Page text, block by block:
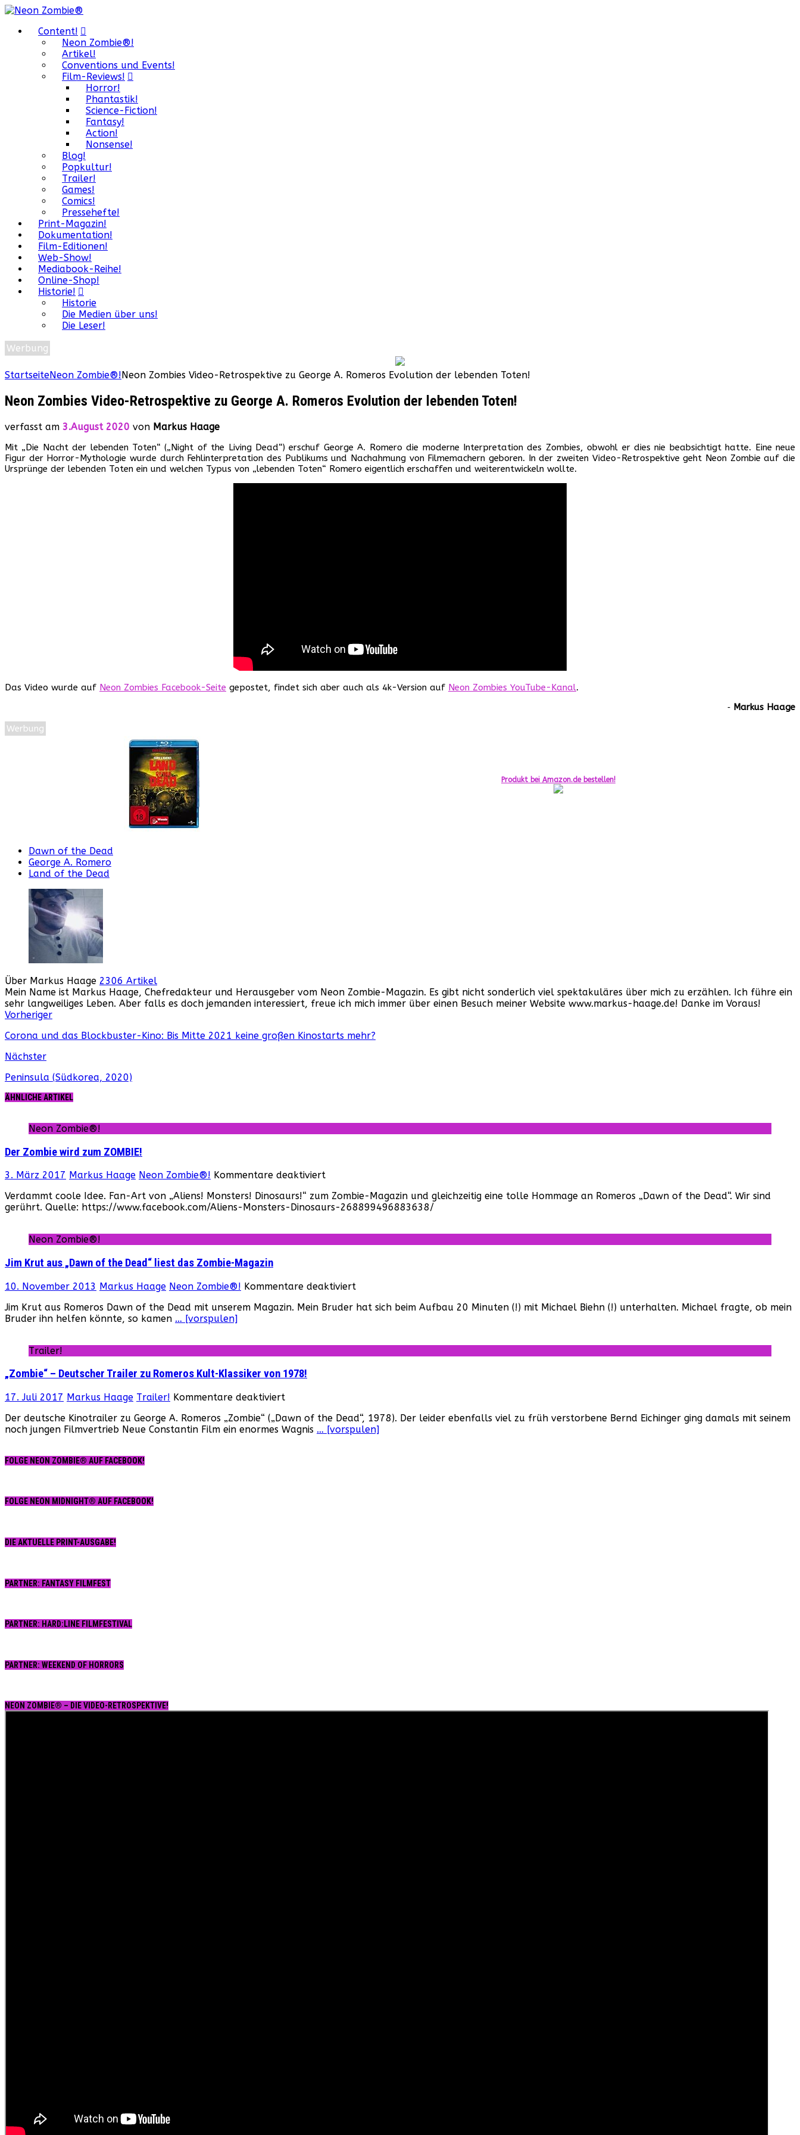
Content!
Neon Zombie®!
Artikel!
Conventions und Events!
Film-Reviews!
Horror!
Phantastik!
Science-Fiction!
Fantasy!
Action!
Nonsense!
Blog!
Popkultur!
Trailer!
Games!
Comics!
Pressehefte!
Print-Magazin!
Dokumentation!
Film-Editionen!
Web-Show!
Mediabook-Reihe!
Online-Shop!
Historie!
Historie
Die Medien über uns!
Die Leser!
Werbung
StartseiteNeon Zombie®!Neon Zombies Video-Retrospektive zu George A. Romeros Evolution der lebenden Toten!
Neon Zombies Video-Retrospektive zu George A. Romeros Evolution der lebenden Toten!
verfasst am 3.August 2020 von Markus Haage
Mit „Die Nacht der lebenden Toten“ („Night of the Living Dead“) erschuf George A. Romero die moderne Interpretation des Zombies, obwohl er dies nie beabsichtigt hatte. Eine neue
Figur der Horror-Mythologie wurde durch Fehlinterpretation des Publikums und Nachahmung von Filmemachern geboren. In der zweiten Video-Retrospektive geht Neon Zombie auf die
Ursprünge der lebenden Toten ein und welchen Typus von „lebenden Toten“ Romero eigentlich erschaffen und weiterentwickeln wollte.
Das Video wurde auf Neon Zombies Facebook-Seite gepostet, findet sich aber auch als 4k-Version auf Neon Zombies YouTube-Kanal.
‐ Markus Haage
Werbung
Produkt bei Amazon.de bestellen!
Dawn of the Dead
George A. Romero
Land of the Dead
Über Markus Haage 2306 Artikel
Mein Name ist Markus Haage, Chefredakteur und Herausgeber vom Neon Zombie-Magazin. Es gibt nicht sonderlich viel spektakuläres über mich zu erzählen. Ich führe ein
sehr langweiliges Leben. Aber falls es doch jemanden interessiert, freue ich mich immer über einen Besuch meiner Website www.markus-haage.de! Danke im Voraus!
Webseite
Facebook
Instagram
YouTube
Vorheriger
Corona und das Blockbuster-Kino: Bis Mitte 2021 keine großen Kinostarts mehr?
Nächster
Peninsula (Südkorea, 2020)
ÄHNLICHE ARTIKEL
Neon Zombie®!
Der Zombie wird zum ZOMBIE!
3. März 2017 Markus Haage Neon Zombie®! Kommentare deaktiviertfür
Zombie
wird
ZOMBIE!
Verdammt coole Idee. Fan-Art von „Aliens! Monsters! Dinosaurs!“ zum Zombie-Magazin und gleichzeitig eine tolle Hommage an Romeros „Dawn of the Dead“. Wir sind
gerührt. Quelle: https://www.facebook.com/Aliens-Monsters-Dinosaurs-268899496883638/
Neon Zombie®!
Jim Krut aus „Dawn of the Dead“ liest das Zombie-Magazin
10. November 2013 Markus Haage Neon Zombie®! Kommentare deaktiviert
Krut
Jim Krut aus Romeros Dawn of the Dead mit unserem Magazin. Mein Bruder hat sich beim Aufbau 20 Minuten (!) mit Michael Biehn (!) unterhalten. Michael fragte, ob mein
Bruder ihn helfen könnte, so kamen … [vorspulen]
Trailer!
„Zombie“ – Deutscher Trailer zu Romeros Kult-Klassiker von 1978!
17. Juli 2017 Markus Haage Trailer! Kommentare deaktiviertfür
–
Deutscher
Der deutsche Kinotrailer zu George A. Romeros „Zombie“ („Dawn of the Dead“, 1978). Der leider ebenfalls viel zu früh verstorbene Bernd Eichinger ging damals mit seinem
noch jungen Filmvertrieb Neue Constantin Film ein enormes Wagnis … [vorspulen]
FOLGE NEON ZOMBIE® AUF FACEBOOK!
FOLGE NEON MIDNIGHT® AUF FACEBOOK!
DIE AKTUELLE PRINT-AUSGABE!
PARTNER: FANTASY FILMFEST
PARTNER: HARD:LINE FILMFESTIVAL
PARTNER: WEEKEND OF HORRORS
NEON ZOMBIE® – DIE VIDEO-RETROSPEKTIVE!